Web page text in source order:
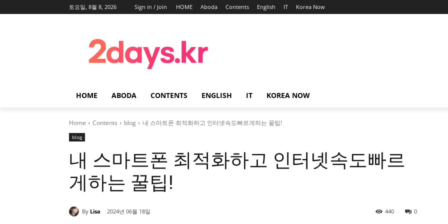
토요일, 8월 8, 2026 Sign in / Join HOME Aboda Contents English IT Korea Now
HOME ABODA CONTENTS ENGLISH IT KOREA NOW
Home Contents blog 내 스마트폰 최적화하고 인터넷속도빠르게하는 꿀팁!
blog
내 스마트폰 최적화하고 인터넷속도빠르
게하는 꿀팁!
By Lisa 2024년 06월 18일 0
440